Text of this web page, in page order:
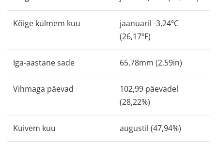
Kõige külmem kuu
jaanuaril -3,24ºC
(26,17ºF)
Iga-aastane sade 65,78mm (2,59in)
Vihmaga päevad
102,99 päevadel
(28,22%)
Kuivem kuu augustil (47,94%)